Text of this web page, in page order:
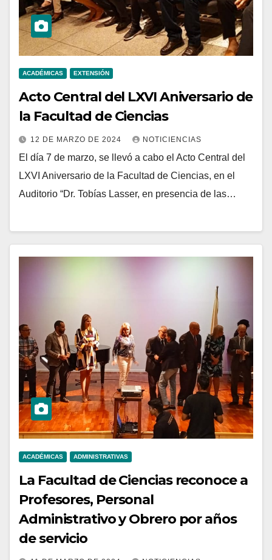
ACADÉMICAS EXTENSIÓN
Acto Central del LXVI Aniversario de
la Facultad de Ciencias
12 DE MARZO DE 2024 NOTICIENCIAS
El día 7 de marzo, se llevó a cabo el Acto Central del
LXVI Aniversario de la Facultad de Ciencias, en el
Auditorio “Dr. Tobías Lasser, en presencia de las…
ACADÉMICAS ADMINISTRATIVAS
La Facultad de Ciencias reconoce a
Profesores, Personal
Administrativo y Obrero por años
de servicio